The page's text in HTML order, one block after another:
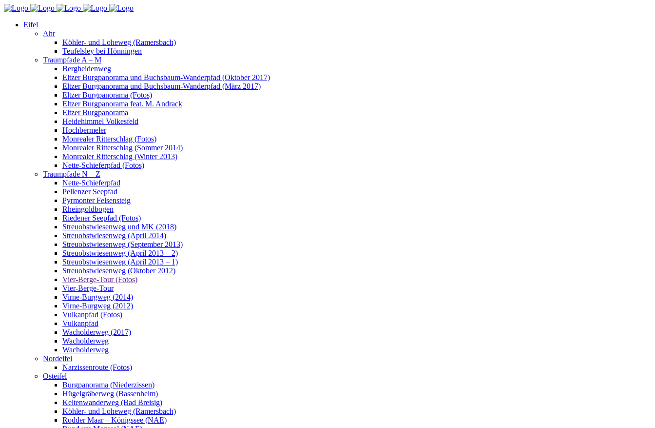
Eifel
Ahr
Köhler- und Loheweg (Ramersbach)
Teufelsley bei Hönningen
Traumpfade A – M
Bergheidenweg
Eltzer Burgpanorama und Buchsbaum-Wanderpfad (Oktober 2017)
Eltzer Burgpanorama und Buchsbaum-Wanderpfad (März 2017)
Eltzer Burgpanorama (Fotos)
Eltzer Burgpanorama feat. M. Andrack
Eltzer Burgpanorama
Heidehimmel Volkesfeld
Hochbermeler
Monrealer Ritterschlag (Fotos)
Monrealer Ritterschlag (Sommer 2014)
Monrealer Ritterschlag (Winter 2013)
Nette-Schieferpfad (Fotos)
Traumpfade N – Z
Nette-Schieferpfad
Pellenzer Seepfad
Pyrmonter Felsensteig
Rheingoldbogen
Riedener Seepfad (Fotos)
Streuobstwiesenweg und MK (2018)
Streuobstwiesenweg (April 2014)
Streuobstwiesenweg (September 2013)
Streuobstwiesenweg (April 2013 – 2)
Streuobstwiesenweg (April 2013 – 1)
Streuobstwiesenweg (Oktober 2012)
Vier-Berge-Tour (Fotos)
Vier-Berge-Tour
Virne-Burgweg (2014)
Virne-Burgweg (2012)
Vulkanpfad (Fotos)
Vulkanpfad
Wacholderweg (2017)
Wacholderweg
Wacholderweg
Nordeifel
Narzissenroute (Fotos)
Osteifel
Burgpanorama (Niederzissen)
Hügelgräberweg (Bassenheim)
Keltenwanderweg (Bad Breisig)
Köhler- und Loheweg (Ramersbach)
Rodder Maar – Königssee (NAE)